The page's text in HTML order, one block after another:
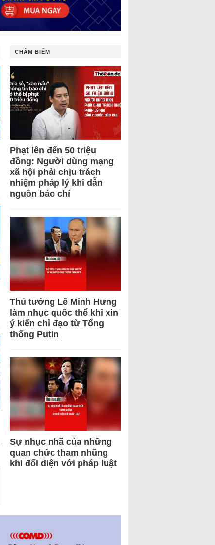
CHÂM BIẾM
Phạt lên đến 50 triệu
đồng: Người dùng mạng
xã hội phải chịu trách
nhiệm pháp lý khi dẫn
nguồn báo chí
Thủ tướng Lê Minh Hưng
làm nhục quốc thể khi xin
ý kiến chỉ đạo từ Tổng
thống Putin
Sự nhục nhã của những
quan chức tham nhũng
khi đối diện với pháp luật